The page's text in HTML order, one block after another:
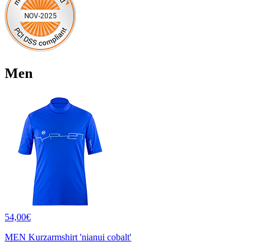
Men
54,00€
MEN Kurzarmshirt 'nianui cobalt'